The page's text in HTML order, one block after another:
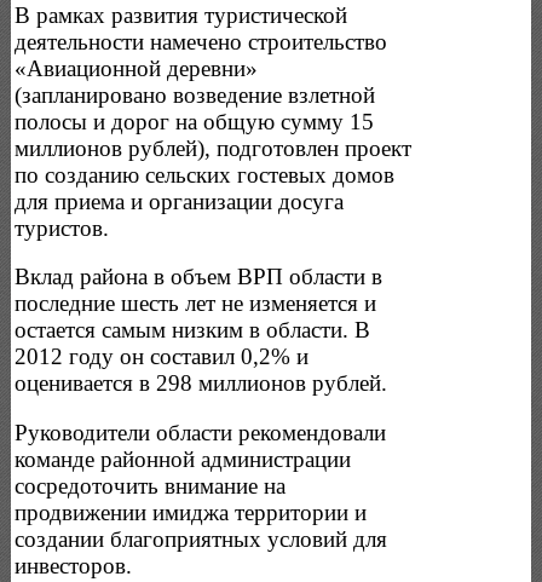
В рамках развития туристической
деятельности намечено строительство
«Авиационной деревни»
(запланировано возведение взлетной
полосы и дорог на общую сумму 15
миллионов рублей), подготовлен проект
по созданию сельских гостевых домов
для приема и организации досуга
туристов.
Вклад района в объем ВРП области в
последние шесть лет не изменяется и
остается самым низким в области. В
2012 году он составил 0,2% и
оценивается в 298 миллионов рублей.
Руководители области рекомендовали
команде районной администрации
сосредоточить внимание на
продвижении имиджа территории и
создании благоприятных условий для
инвесторов.